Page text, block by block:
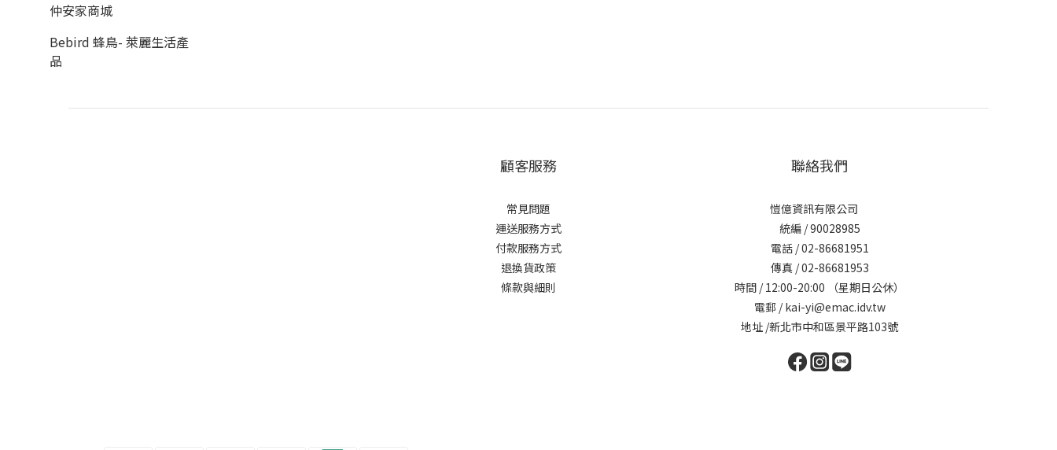
仲安家商城
Bebird 蜂鳥- 萊麗生活產
品
顧客服務
常見問題
運送服務方式
付款服務方式
退換貨政策
條款與細則
聯絡我們
愷億資訊有限公司
統編 / 90028985
電話 / 02-86681951
傳真 / 02-86681953
時間 / 12:00-20:00 （星期日公休）
電郵 / kai-yi@emac.idv.tw
地址 /新北市中和區景平路103號